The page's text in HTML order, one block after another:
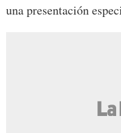
una presentación